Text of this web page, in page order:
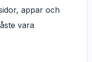
appar och
vara